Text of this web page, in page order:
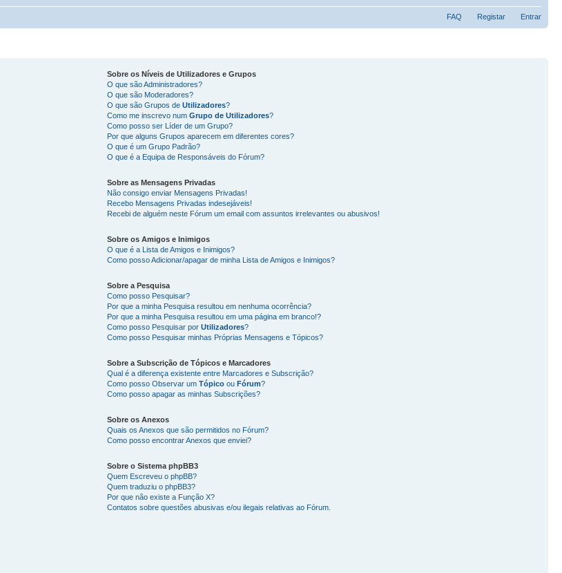
FAQ Registar Entrar
Sobre os Níveis de Utilizadorese Grupos
O que são Administradores?
O que são Moderadores?
O que são Grupos de Utilizadores?
Como me inscrevo num Grupo de Utilizadores?
Como posso ser Líder de um Grupo?
Por que alguns Grupos aparecem em diferentes cores?
O que é um Grupo Padrão?
O que é a Equipa de Responsáveis do Fórum?
Sobre as Mensagens Privadas
Não consigo enviar Mensagens Privadas!
Recebo Mensagens Privadas indesejáveis!
Recebi de alguém neste Fórum um email com assuntos irrelevantes ou abusivos!
Sobre os Amigose Inimigos
O que é a Lista de Amigos e Inimigos?
Como posso Adicionar/apagar de minha Lista de Amigos e Inimigos?
Sobre a Pesquisa
Como posso Pesquisar?
Por que a minha Pesquisa resultou em nenhuma ocorrência?
Por que a minha Pesquisa resultou em uma página em branco!?
Como posso Pesquisar por Utilizadores?
Como posso Pesquisar minhas Próprias Mensagens e Tópicos?
Sobre a Subscrição de Tópicose Marcadores
Qual é a diferença existente entre Marcadores e Subscrição?
Como posso Observar um Tópicoou Fórum?
Como posso apagar as minhas Subscrições?
Sobre os Anexos
Quais os Anexos que são permitidos no Fórum?
Como posso encontrar Anexos que enviei?
Sobre o Sistema phpBB3
Quem Escreveu o phpBB?
Quem traduziu o phpBB3?
Por que não existe a Função X?
Contatos sobre questões abusivas e/ou ilegais relativas ao Fórum.